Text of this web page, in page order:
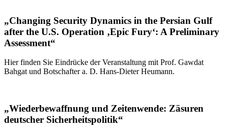
„Changing Security Dynamics in the Persian Gulf
after the U.S. Operation ‚Epic Fury‘: A Preliminary
Assessment“
Hier finden Sie Eindrücke der Veranstaltung mit Prof. Gawdat
Bahgat und Botschafter a. D. Hans-Dieter Heumann.
„Wiederbewaffnung und Zeitenwende: Zäsuren
deutscher Sicherheitspolitik“